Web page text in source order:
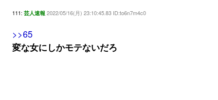
111: 芸人速報 2022/05/16(月) 23:10:45.83 ID:to6n7m4c0
>>65
変な女にしかモテないだろ